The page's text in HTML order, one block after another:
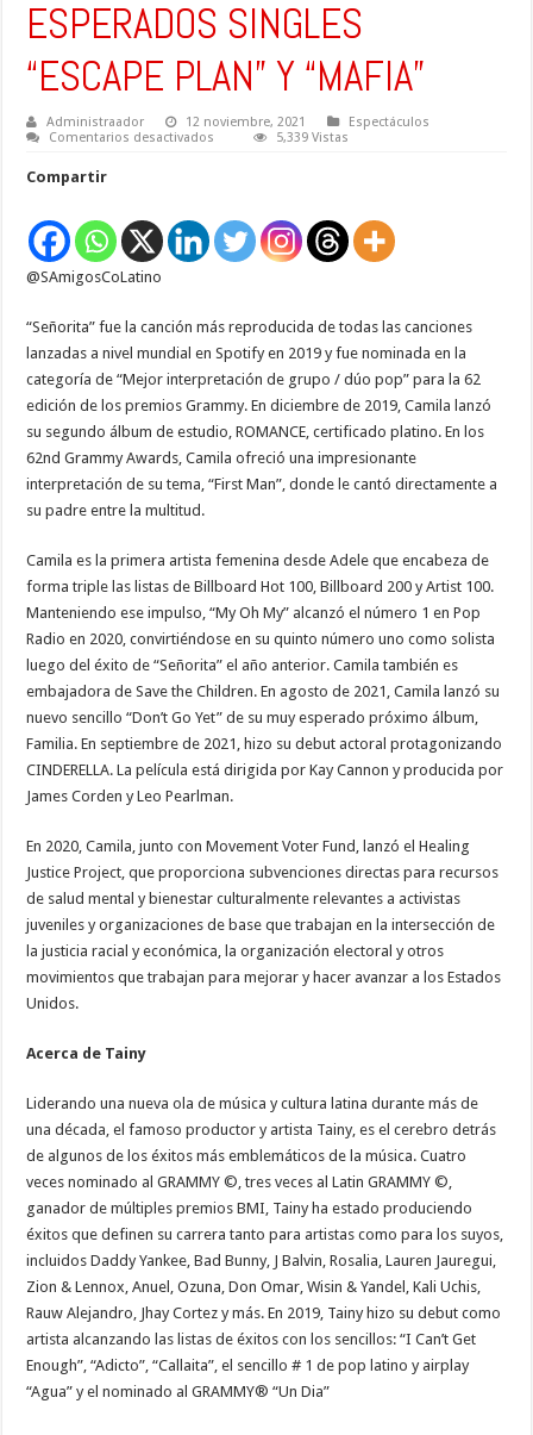
ESPERADOS SINGLES
“ESCAPE PLAN” Y “MAFIA”
Administraador 12 noviembre, 2021
Espectáculos
Comentarios desactivados
ESPERADOS
SINGLES
“ESCAPE
5,339 Vistas
Compartir
@SAmigosCoLatino
“Señorita” fue la canción más reproducida de todas las canciones
lanzadas a nivel mundial en Spotify en 2019 y fue nominada en la
categoría de “Mejor interpretación de grupo / dúo pop” para la 62
edición de los premios Grammy. En diciembre de 2019, Camila lanzó
su segundo álbum de estudio, ROMANCE, certificado platino. En los
62nd Grammy Awards, Camila ofreció una impresionante
interpretación de su tema, “First Man”, donde le cantó directamente a
su padre entre la multitud.
Camila es la primera artista femenina desde Adele que encabeza de
forma triple las listas de Billboard Hot 100, Billboard 200 y Artist 100.
Manteniendo ese impulso, “My Oh My” alcanzó el número 1 en Pop
Radio en 2020, convirtiéndose en su quinto número uno como solista
luego del éxito de “Señorita” el año anterior. Camila también es
embajadora de Save the Children. En agosto de 2021, Camila lanzó su
nuevo sencillo “Don’t Go Yet” de su muy esperado próximo álbum,
Familia. En septiembre de 2021, hizo su debut actoral protagonizando
CINDERELLA. La película está dirigida por Kay Cannon y producida por
James Corden y Leo Pearlman.
En 2020, Camila, junto con Movement Voter Fund, lanzó el Healing
Justice Project, que proporciona subvenciones directas para recursos
de salud mental y bienestar culturalmente relevantes a activistas
juveniles y organizaciones de base que trabajan en la intersección de
la justicia racial y económica, la organización electoral y otros
movimientos que trabajan para mejorar y hacer avanzar a los Estados
Unidos.
Acerca de Tainy
Liderando una nueva ola de música y cultura latina durante más de
una década, el famoso productor y artista Tainy, es el cerebro detrás
de algunos de los éxitos más emblemáticos de la música. Cuatro
veces nominado al GRAMMY ©, tres veces al Latin GRAMMY ©,
ganador de múltiples premios BMI, Tainy ha estado produciendo
éxitos que definen su carrera tanto para artistas como para los suyos,
incluidos Daddy Yankee, Bad Bunny, J Balvin, Rosalia, Lauren Jauregui,
Zion & Lennox, Anuel, Ozuna, Don Omar, Wisin & Yandel, Kali Uchis,
Rauw Alejandro, Jhay Cortez y más. En 2019, Tainy hizo su debut como
artista alcanzando las listas de éxitos con los sencillos: “I Can’t Get
Enough”, “Adicto”, “Callaita”, el sencillo # 1 de pop latino y airplay
“Agua” y el nominado al GRAMMY® “Un Dia”